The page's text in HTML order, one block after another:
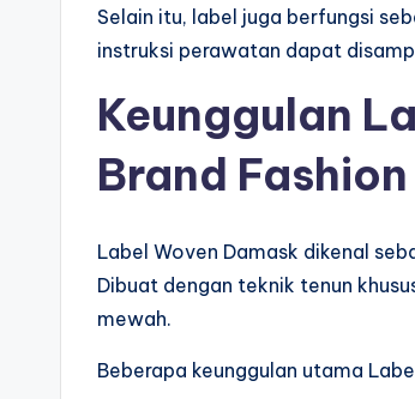
Selain itu, label juga berfungsi
instruksi perawatan dapat
Keunggulan
Brand Fashion
Label Woven Damask dikenal
Dibuat dengan teknik tenun
mewah.
Beberapa keunggulan utama